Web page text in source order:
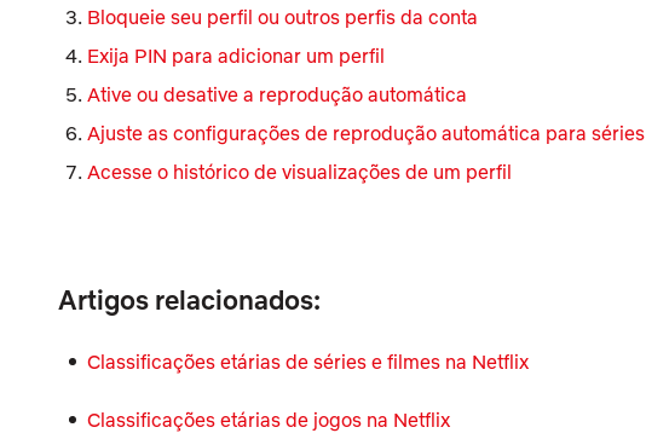
Bloqueie seu perfil ou outros perfis da conta
Exija PIN para adicionar um perfil
Ative ou desative a reprodução automática
Ajuste as configurações de reprodução automática para séries
Acesse o histórico de visualizações de um perfil
Artigos relacionados:
Classificações etárias de séries e filmes na Netflix
Classificações etárias de jogos na Netflix